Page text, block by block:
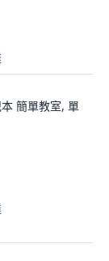
簡單教室, 單